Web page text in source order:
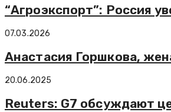
“Агроэкспорт”: Россия
07.03.2026
Анастасия Горшкова,
20.06.2025
Reuters: G7 обсуждают